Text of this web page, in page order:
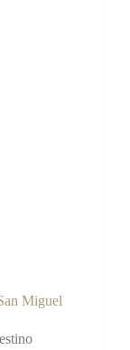
Miguel